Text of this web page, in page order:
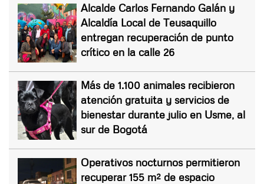
Alcalde Carlos Fernando Galán y
Alcaldía Local de Teusaquillo
entregan recuperación de punto
crítico en la calle 26
Más de 1.100 animales recibieron
atención gratuita y servicios de
bienestar durante julio en Usme, al
sur de Bogotá
Operativos nocturnos permitieron
recuperar 155 m² de espacio